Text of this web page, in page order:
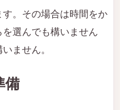
。その場合は時間をか
選んでも構いません
ません。
備